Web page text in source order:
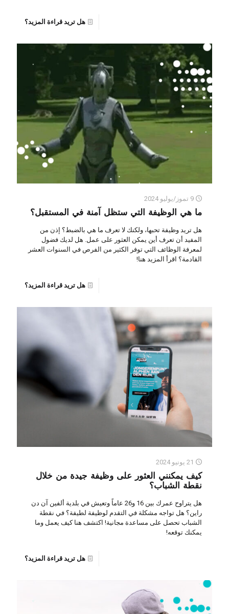
هل تريد قراءة المزيد؟
9 تموز/يوليو 2024
ما هي الوظيفة التي ستظل آمنة في المستقبل؟
هل تريد وظيفة تحبها، ولكنك لا تعرف ما هي بالضبط؟ إذن من
المفيد أن تعرف أين يمكن العثور على عمل. هل لديك فضول
لمعرفة الوظائف التي توفر الكثير من الفرص في السنوات العشر
القادمة؟ اقرأ المزيد هنا!
هل تريد قراءة المزيد؟
21 يونيو 2024
كيف يمكنني العثور على وظيفة جيدة من خلال
نقطة الشباب؟
هل يتراوح عمرك بين 16 و26 عاماً وتعيش في بلدية ألفين آن دن
راين؟ هل تواجه مشكلة في التقدم لوظيفة لطيفة؟ في نقطة
الشباب تحصل على مساعدة مجانية! اكتشف هنا كيف يعمل وما
يمكنك توقعه!
هل تريد قراءة المزيد؟